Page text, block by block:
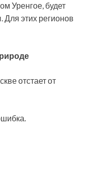
Уренгое, будет
этих регионов